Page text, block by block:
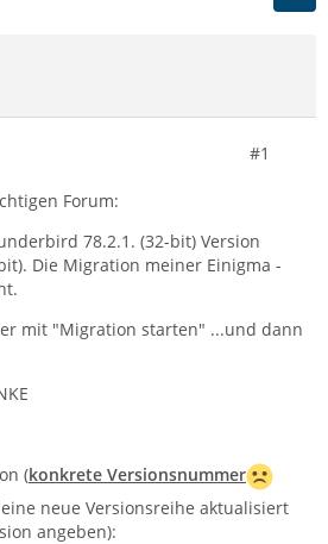
#1
Forum:
78.2.1. (32-bit) Version
Die Migration meiner Einigma -
mit "Migration starten" ...und dann
(konkrete Versionsnummer
neue Versionsreihe aktualisiert
angeben):